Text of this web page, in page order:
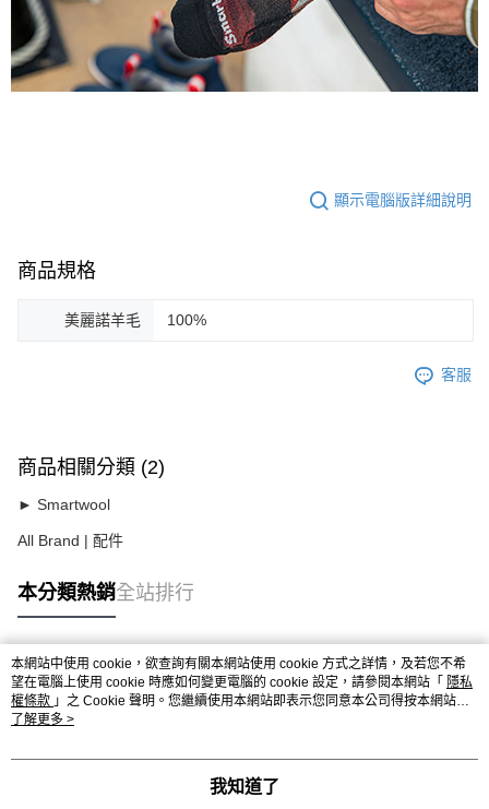
顯示電腦版詳細說明
商品規格
美麗諾羊毛 100%
客服
商品相關分類 (2)
► Smartwool
All Brand | 配件
本分類熱銷全站排行
熱門標籤
本網站中使用 cookie，欲查詢有關本網站使用 cookie 方式之詳情，及若您不希
望在電腦上使用 cookie 時應如何變更電腦的 cookie 設定，請參閱本網站「 隱私
權條款 」之 Cookie 聲明。您繼續使用本網站即表示您同意本公司得按本網站使
用條款之 Cookie 聲明使用 cookie。
了解更多 >
我知道了